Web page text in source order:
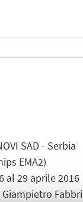
SAD - Serbia
EMA2)
al 29 aprile 2016
Fabbri